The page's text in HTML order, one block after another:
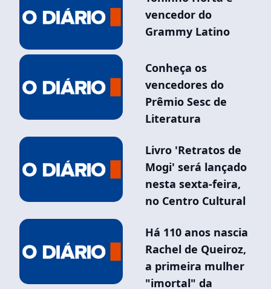
vencedor do
Grammy Latino
Conheça os
vencedores do
Prêmio Sesc de
Literatura
Livro 'Retratos de
Mogi' será lançado
nesta sexta-feira,
no Centro Cultural
Há 110 anos nascia
Rachel de Queiroz,
a primeira mulher
"imortal" da